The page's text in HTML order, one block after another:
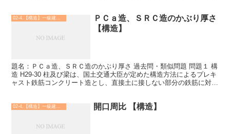
02-4.【構造】一級建築士
ＰＣａ造、ＳＲＣ造のかぶり厚さ
【構造】
題名：ＰＣａ造、ＳＲＣ造のかぶり厚さ 過去問・類似問題 問題１ 構
造 H29-30 柱及び梁は、国土交通大臣が定めた構造方法によるプレキ
ャスト鉄筋コンクリート造とし、直接土に接しない部分の鉄筋に対す
02-4.【構造】一級建築士 開口周比 【構造】